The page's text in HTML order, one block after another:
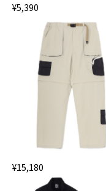
¥5,390
¥15,180